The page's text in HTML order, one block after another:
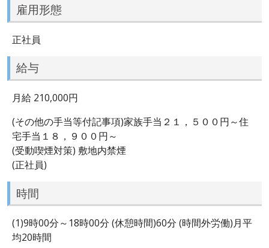
雇用形態
正社員
給与
月給 210,000円
(その他の手当等付記事項)家族手当２１，５００円～住
宅手当１８，９００円～
(受動喫煙対策) 敷地内禁煙
(正社員)
時間
(1)9時00分～18時00分 (休憩時間)60分 (時間外労働)月平
均20時間